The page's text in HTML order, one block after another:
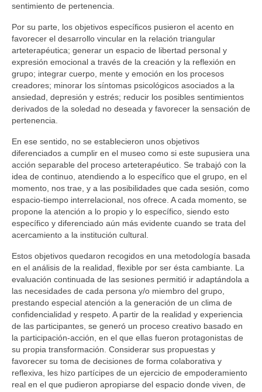
sentimiento de pertenencia.
Por su parte, los objetivos específicos pusieron el acento en
favorecer el desarrollo vincular en la relación triangular
arteterapéutica; generar un espacio de libertad personal y
expresión emocional a través de la creación y la reflexión en
grupo; integrar cuerpo, mente y emoción en los procesos
creadores; minorar los síntomas psicológicos asociados a la
ansiedad, depresión y estrés; reducir los posibles sentimientos
derivados de la soledad no deseada y favorecer la sensación de
pertenencia.
En ese sentido, no se establecieron unos objetivos
diferenciados a cumplir en el museo como si este supusiera una
acción separable del proceso arteterapéutico. Se trabajó con la
idea de continuo, atendiendo a lo específico que el grupo, en el
momento, nos trae, y a las posibilidades que cada sesión, como
espacio-tiempo interrelacional, nos ofrece. A cada momento, se
propone la atención a lo propio y lo específico, siendo esto
específico y diferenciado aún más evidente cuando se trata del
acercamiento a la institución cultural.
Estos objetivos quedaron recogidos en una metodología basada
en el análisis de la realidad, flexible por ser ésta cambiante. La
evaluación continuada de las sesiones permitió ir adaptándola a
las necesidades de cada persona y/o miembro del grupo,
prestando especial atención a la generación de un clima de
confidencialidad y respeto. A partir de la realidad y experiencia
de las participantes, se generó un proceso creativo basado en
la participación-acción, en el que ellas fueron protagonistas de
su propia transformación. Considerar sus propuestas y
favorecer su toma de decisiones de forma colaborativa y
reflexiva, les hizo partícipes de un ejercicio de empoderamiento
real en el que pudieron apropiarse del espacio donde viven, de